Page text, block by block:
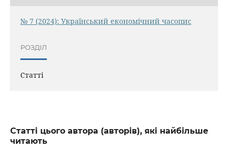
№ 7 (2024): Український економічний часопис
РОЗДІЛ
Статті
Статті цього автора (авторів), які найбільше
читають